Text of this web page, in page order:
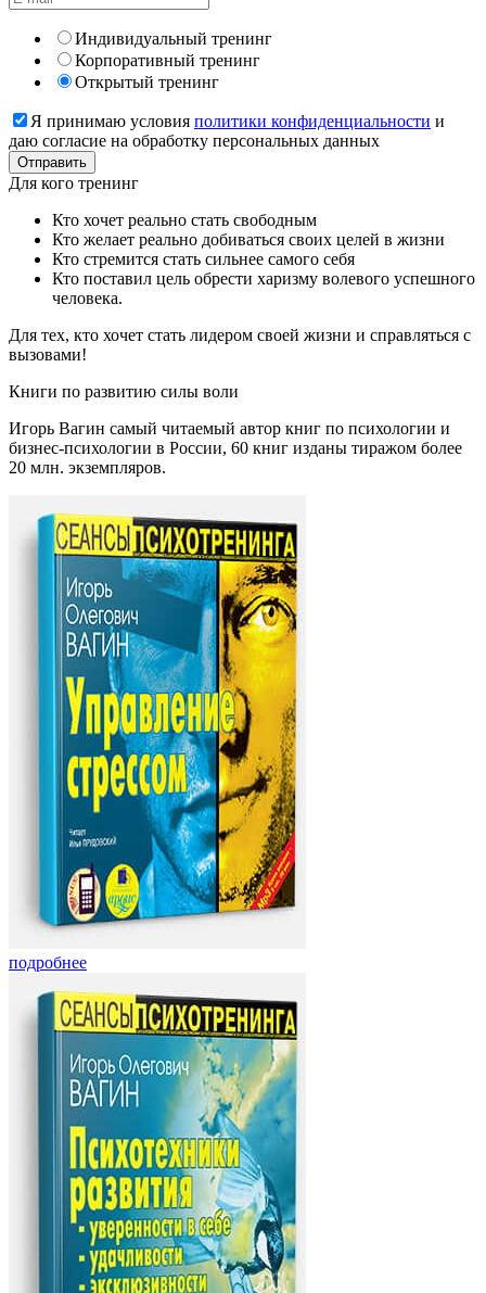
Индивидуальный тренинг
Корпоративный тренинг
Открытый тренинг
Я принимаю условия политики конфиденциальности и
даю согласие на обработку персональных данных
Для кого тренинг
Кто хочет реально стать свободным
Кто желает реально добиваться своих целей в жизни
Кто стремится стать сильнее самого себя
Кто поставил цель обрести харизму волевого успешного
человека.
Для тех, кто хочет стать лидером своей жизни и справляться с
вызовами!
Книги по развитию силы воли
Игорь Вагин самый читаемый автор книг по психологии и
бизнес-психологии в России, 60 книг изданы тиражом более
20 млн. экземпляров.
подробнее